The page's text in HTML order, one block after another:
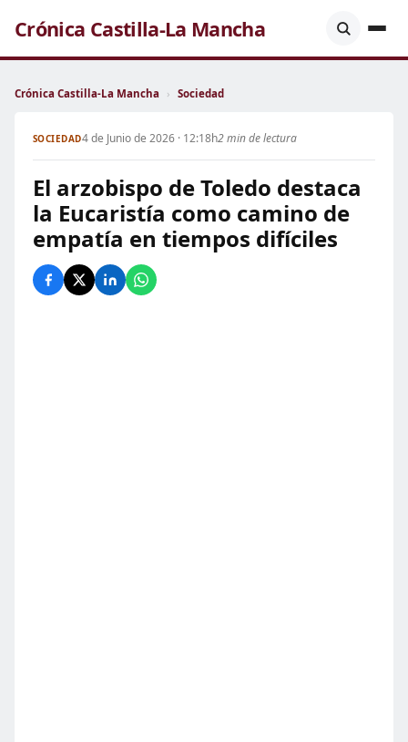
Crónica Castilla-La Mancha
Crónica Castilla-La Mancha › Sociedad
SOCIEDAD4 de Junio de 2026 · 12:18h2 min de lectura
El arzobispo de Toledo destaca
la Eucaristía como camino de
empatía en tiempos difíciles